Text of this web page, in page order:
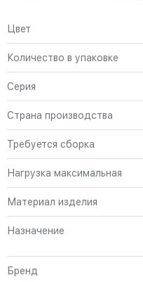
Цвет
Количество в упаковке
Серия
Страна производства
Требуется сборка
Нагрузка максимальная
Материал изделия
Назначение
Бренд